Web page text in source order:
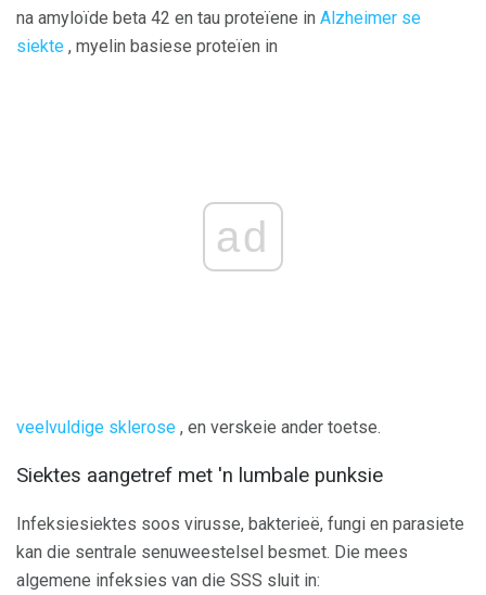
na amyloïde beta 42 en tau proteïene in Alzheimer se
siekte , myelin basiese proteïen in
ad
veelvuldige sklerose , en verskeie ander toetse.
Siektes aangetref met 'n lumbale punksie
Infeksiesiektes soos virusse, bakterieë, fungi en parasiete
kan die sentrale senuweestelsel besmet. Die mees
algemene infeksies van die SSS sluit in: